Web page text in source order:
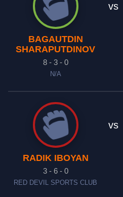
BAGAUTDIN
SHARAPUTDINOV
8 - 3 - 0
N/A
vs
RADIK IBOYAN
3 - 6 - 0
RED DEVIL SPORTS CLUB
vs